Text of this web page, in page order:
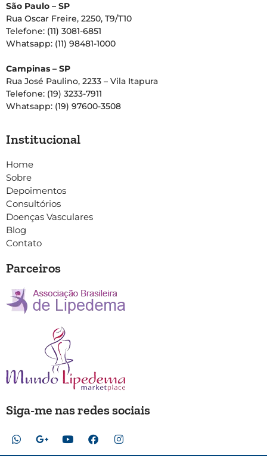
São Paulo – SP
Rua Oscar Freire, 2250, T9/T10
Telefone: (11) 3081-6851
Whatsapp: (11) 98481-1000
Campinas – SP
Rua José Paulino, 2233 – Vila Itapura
Telefone: (19) 3233-7911
Whatsapp: (19) 97600-3508
Institucional
Home
Sobre
Depoimentos
Consultórios
Doenças Vasculares
Blog
Contato
Parceiros
Siga-me nas redes sociais